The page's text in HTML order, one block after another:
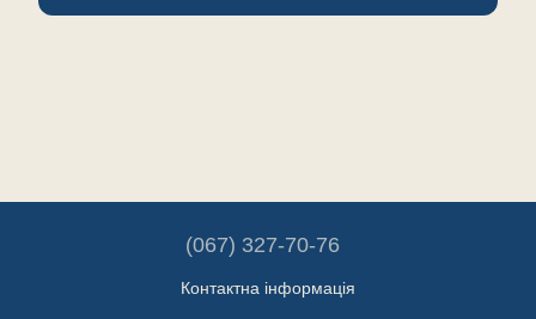
(067) 327-70-76
Контактна інформація